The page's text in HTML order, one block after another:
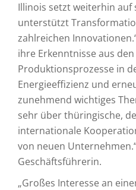
Illinois setzt weiterhin auf
unterstützt
zahlreichen
ihre Erkenntnisse aus
Produktionsprozesse in
Energieeffizienz und
zunehmend wichtiges
sehr über thüringische,
internationale
von neuen
Geschäftsführerin.
„Großes Interesse an